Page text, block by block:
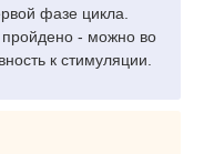
фазе цикла.
- можно во
к стимуляции.